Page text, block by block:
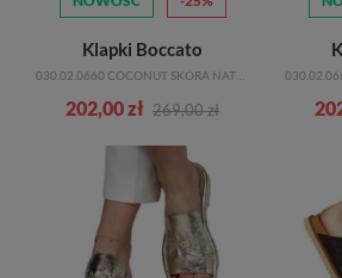
doskonałej jakości swoich produktów. Dzięki
kupujesz klapki, które będą Ci służyć przez
Ważną wartością dla nas jest również styl. W
klapki damskie w różnych stylach, wzorach i
wzory, mamy coś dla Ciebie. Nasze klapki są
każdej stylizacji i dodadzą Twojej garderobie
W Eurobuty wierzymy, że każda kobieta
tylko dobrze wyglądają, ale także zapewniają
Klapki Boccato
030.02.0660 COCONUT SKÓRA NATURALNA
202,00 zł 269,00 zł